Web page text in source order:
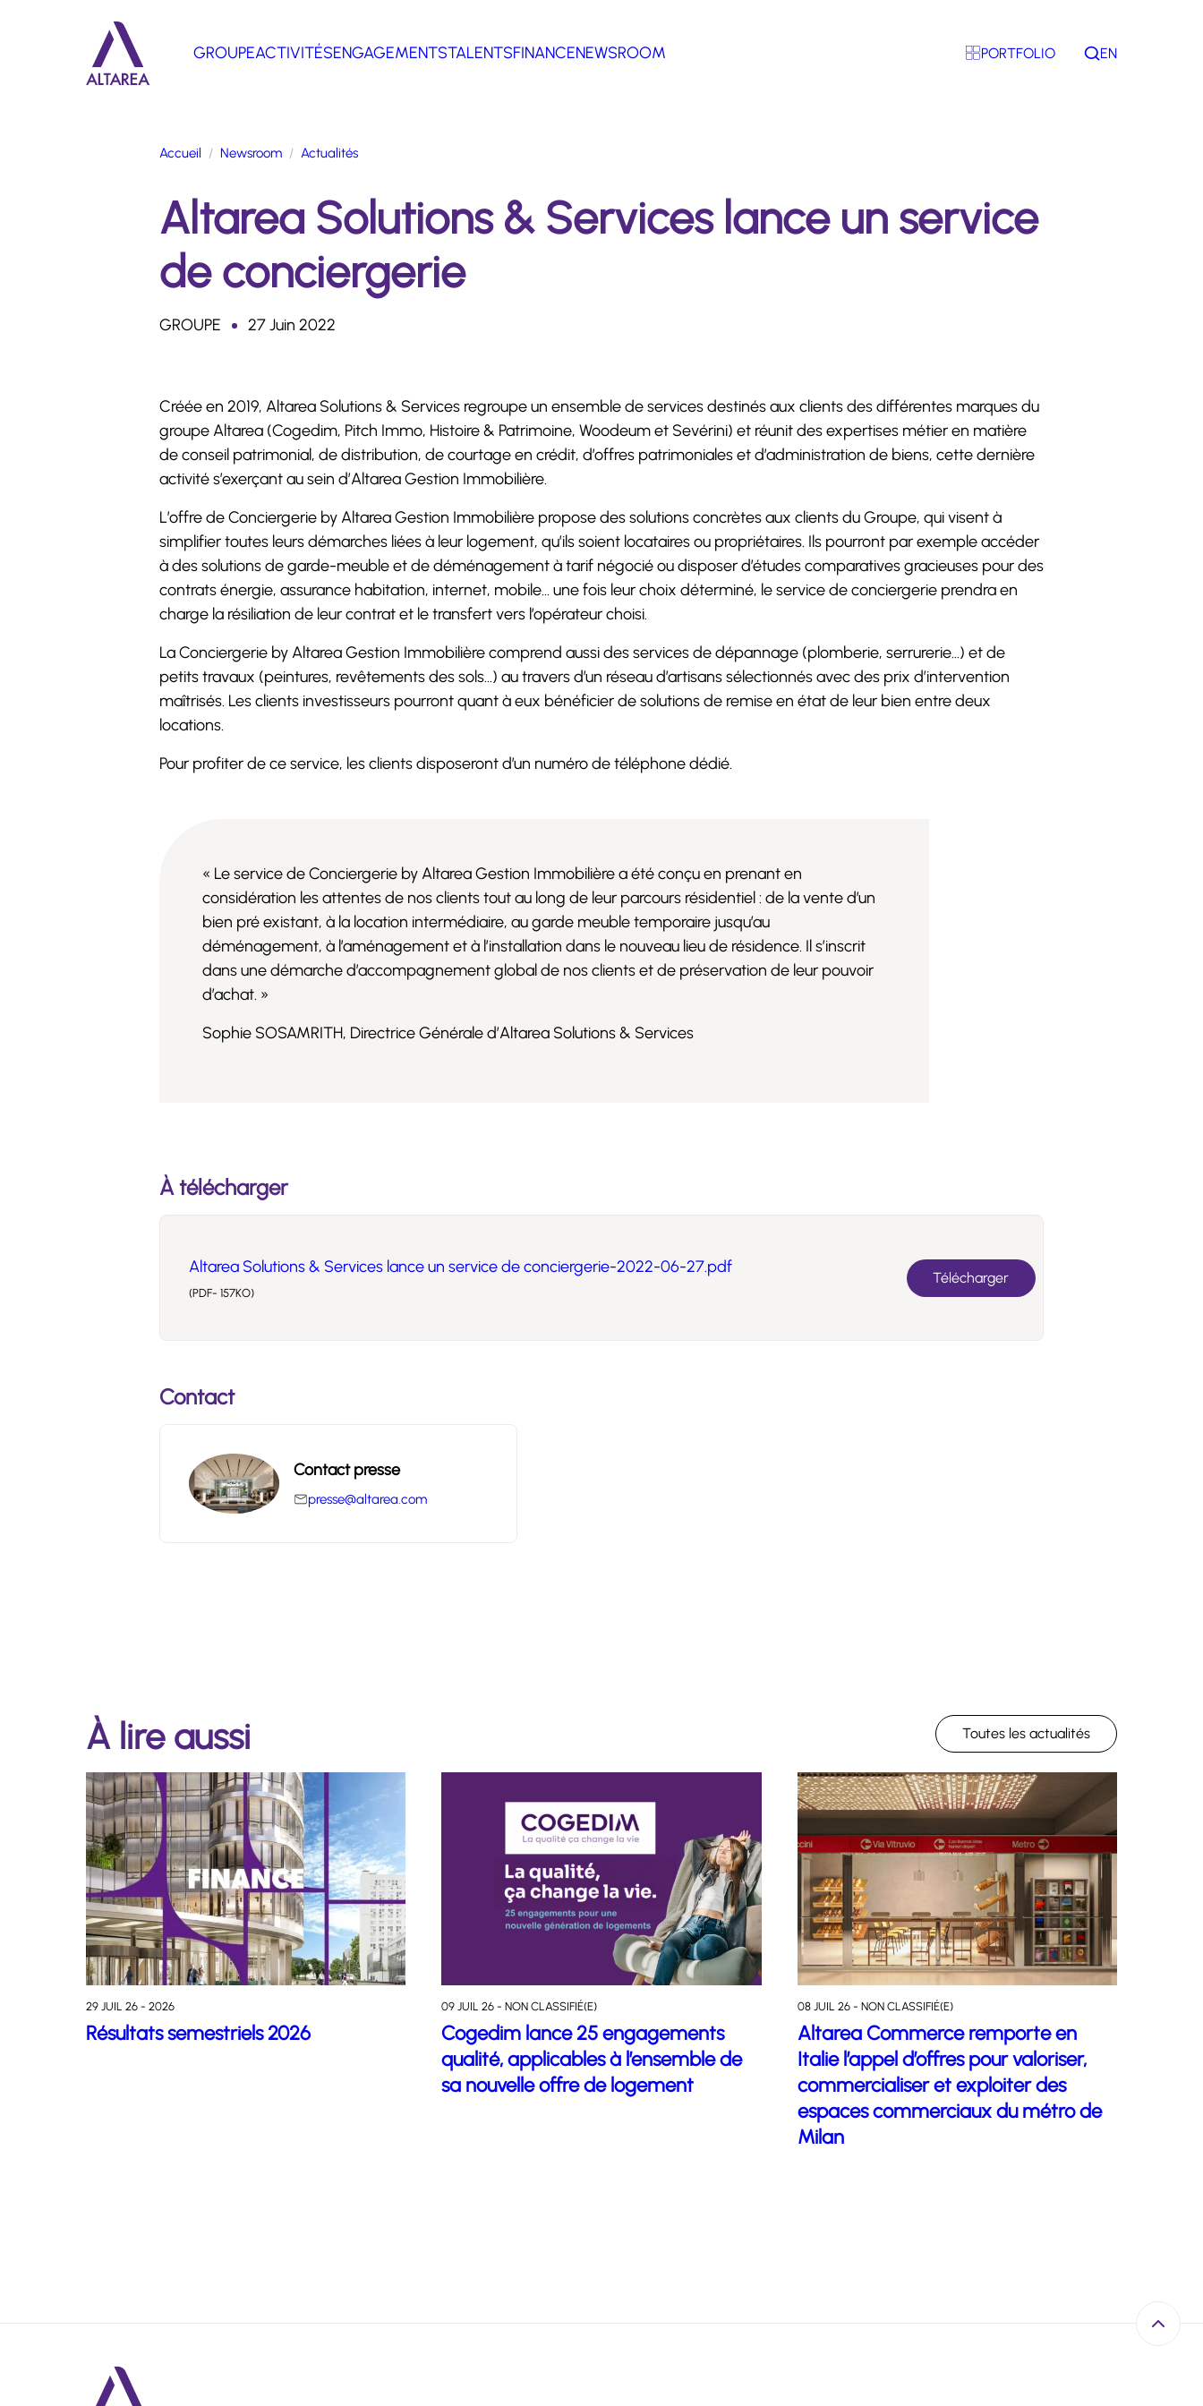
GROUPEACTIVITÉSENGAGEMENTSTALENTSFINANCENEWSROOM PORTFOLIO Rechercher
EN
Accueil Newsroom Actualités
Altarea Solutions & Services lance un service
de conciergerie
GROUPE 27 Juin 2022
Créée en 2019, Altarea Solutions & Services regroupe un ensemble de services destinés aux clients des différentes marques du
groupe Altarea (Cogedim, Pitch Immo, Histoire & Patrimoine, Woodeum et Sevérini) et réunit des expertises métier en matière
de conseil patrimonial, de distribution, de courtage en crédit, d’offres patrimoniales et d’administration de biens, cette dernière
activité s’exerçant au sein d’Altarea Gestion Immobilière.
L’offre de Conciergerie by Altarea Gestion Immobilière propose des solutions concrètes aux clients du Groupe, qui visent à
simplifier toutes leurs démarches liées à leur logement, qu’ils soient locataires ou propriétaires. Ils pourront par exemple accéder
à des solutions de garde-meuble et de déménagement à tarif négocié ou disposer d’études comparatives gracieuses pour des
contrats énergie, assurance habitation, internet, mobile… une fois leur choix déterminé, le service de conciergerie prendra en
charge la résiliation de leur contrat et le transfert vers l’opérateur choisi.
La Conciergerie by Altarea Gestion Immobilière comprend aussi des services de dépannage (plomberie, serrurerie…) et de
petits travaux (peintures, revêtements des sols…) au travers d’un réseau d’artisans sélectionnés avec des prix d’intervention
maîtrisés. Les clients investisseurs pourront quant à eux bénéficier de solutions de remise en état de leur bien entre deux
locations.
Pour profiter de ce service, les clients disposeront d’un numéro de téléphone dédié.
« Le service de Conciergerie by Altarea Gestion Immobilière a été conçu en prenant en
considération les attentes de nos clients tout au long de leur parcours résidentiel : de la vente d’un
bien pré existant, à la location intermédiaire, au garde meuble temporaire jusqu’au
déménagement, à l’aménagement et à l’installation dans le nouveau lieu de résidence. Il s’inscrit
dans une démarche d’accompagnement global de nos clients et de préservation de leur pouvoir
d’achat. »
Sophie SOSAMRITH, Directrice Générale d’Altarea Solutions & Services
À télécharger
Altarea Solutions & Services lance un service de conciergerie-2022-06-27.pdf
(PDF- 157KO)
Télécharger
Contact
Contact presse
presse@altarea.com
À lire aussi Toutes les actualités
29 JUIL 26 - 2026
Résultats semestriels 2026
09 JUIL 26 - NON CLASSIFIÉ(E)
Cogedim lance 25 engagements
qualité, applicables à l’ensemble de
sa nouvelle offre de logement
08 JUIL 26 - NON CLASSIFIÉ(E)
Altarea Commerce remporte en
Italie l’appel d’offres pour valoriser,
commercialiser et exploiter des
espaces commerciaux du métro de
Milan
Retour